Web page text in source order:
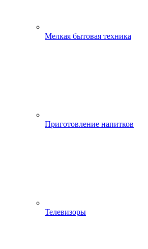
Мелкая бытовая техника
Приготовление напитков
Телевизоры